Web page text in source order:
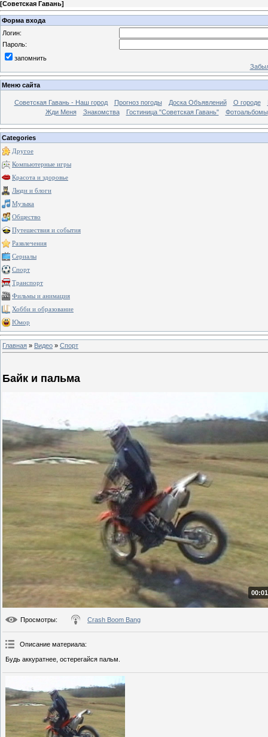
[Советская Гавань]
Форма входа
Логин:
Пароль:
запомнить
Меню сайта
Советская Гавань - Наш город Прогноз погоды Доска Объявлений О городе
Жди Меня
Знакомства Гостиница "Советская Гавань" Фотоальбомы
Categories
Другое
Компьютерные игры
Красота и здоровье
Люди и блоги
Музыка
Общество
Путешествия и события
Развлечения
Сериалы
Спорт
Транспорт
Фильмы и анимация
Хобби и образование
Юмор
Главная » Видео » Спорт
Байк и пальма
Просмотры: Crash Boom Bang
Описание материала:
Будь аккуратнее, остерегайся пальм.